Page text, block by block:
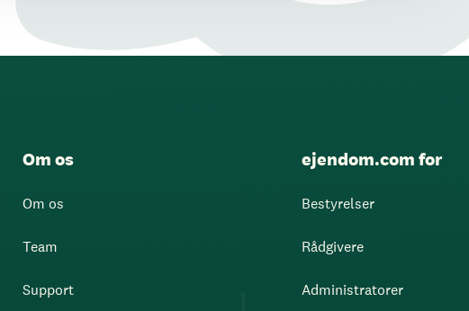
Om os
Om os
Team
Support
ejendom.com for
Bestyrelser
Rådgivere
Administratorer